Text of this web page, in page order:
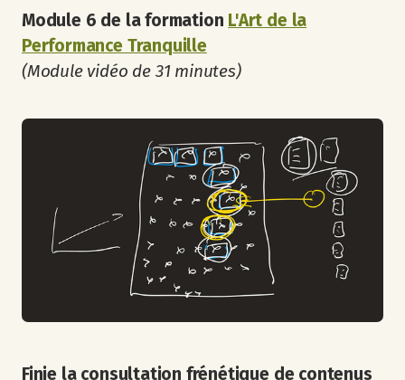
Module 6 de la formation L'Art de la
Performance Tranquille
(Module vidéo de 31 minutes)
Finie la consultation frénétique de contenus